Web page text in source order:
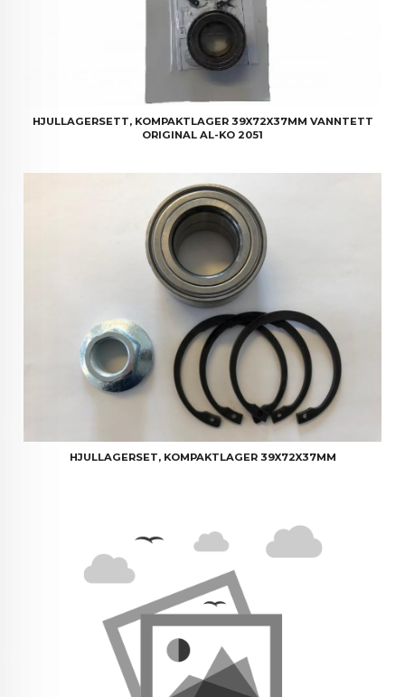
HJULLAGERSETT, KOMPAKTLAGER 39X72X37MM VANNTETT
ORIGINAL AL-KO 2051
HJULLAGERSET, KOMPAKTLAGER 39X72X37MM